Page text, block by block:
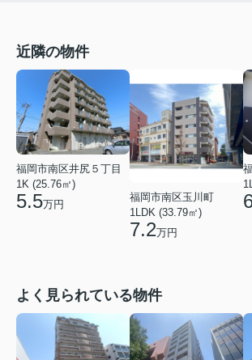
近隣の物件
福岡市南区井尻５丁目
1K (25.76㎡)
5.5万円
福岡市南区玉川町
1LDK (33.79㎡)
7.2万円
よく見られている物件